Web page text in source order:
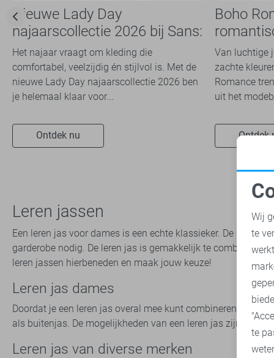
Nieuwe Lady Day
najaarscollectie 2026 bij Sans:
stijl en comfort in
travelkwaliteit
Het najaar vraagt om kleding die
comfortabel, veelzijdig én stijlvol is. Met de
nieuwe Lady Day najaarscollectie 2026 ben
je helemaal klaar voor...
Ontdek nu
Boho
dit
Van luchtige
zachte
Romance
uit het
Ontdek
Leren jassen
Een leren jas voor dames is een echte klassieker. De leren
garderobe nodig. De leren jas is gemakkelijk te combineren
leren jassen hierbeneden en maak jouw keuze!
Leren jas dames
Doordat je een leren jas overal mee kunt combineren draag
als buitenjas. De mogelijkheden van een leren jas zijn
Leren jas van diverse merken
Wij
te
te